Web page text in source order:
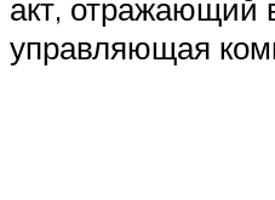
акт, отражающий
управляющая